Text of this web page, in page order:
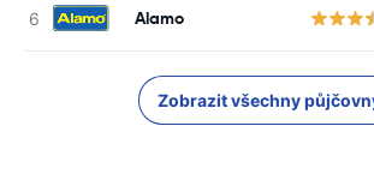
Alamo
Zobrazit všechny